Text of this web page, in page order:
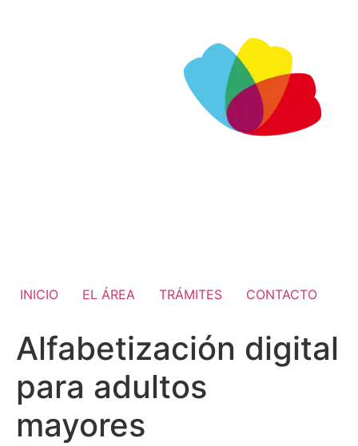
INICIO EL ÁREA TRÁMITES CONTACTO
Alfabetización digital
para adultos
mayores